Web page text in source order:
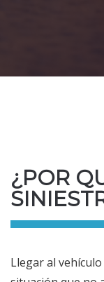
¿POR
Llegar al